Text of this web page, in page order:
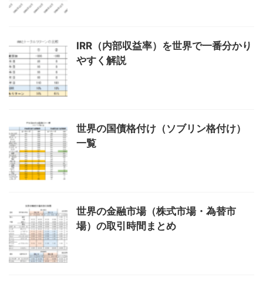
IRR（内部収益率）を世界で一番分かり
やすく解説
世界の国債格付け（ソブリン格付け）
一覧
世界の金融市場（株式市場・為替市
場）の取引時間まとめ